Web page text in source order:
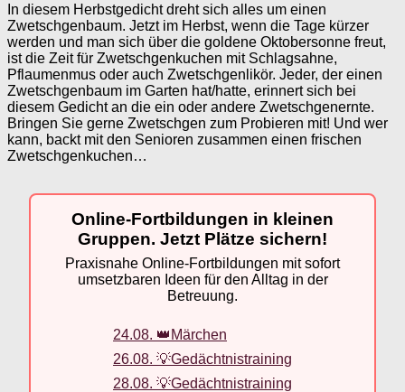
In diesem Herbstgedicht dreht sich alles um einen
Zwetschgenbaum. Jetzt im Herbst, wenn die Tage kürzer
werden und man sich über die goldene Oktobersonne freut,
ist die Zeit für Zwetschgenkuchen mit Schlagsahne,
Pflaumenmus oder auch Zwetschgenlikör. Jeder, der einen
Zwetschgenbaum im Garten hat/hatte, erinnert sich bei
diesem Gedicht an die ein oder andere Zwetschgenernte.
Bringen Sie gerne Zwetschgen zum Probieren mit! Und wer
kann, backt mit den Senioren zusammen einen frischen
Zwetschgenkuchen…
Online-Fortbildungen in kleinen
Gruppen. Jetzt Plätze sichern!
Praxisnahe Online-Fortbildungen mit sofort
umsetzbaren Ideen für den Alltag in der
Betreuung.
24.08. 👑Märchen
26.08. 💡Gedächtnistraining
28.08. 💡Gedächtnistraining